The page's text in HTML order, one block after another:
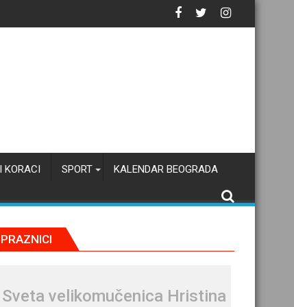
KORACI SPORT KALENDAR BEOGRADA
PRAZNICI
Svеta vеlikоmučеnica Hristina